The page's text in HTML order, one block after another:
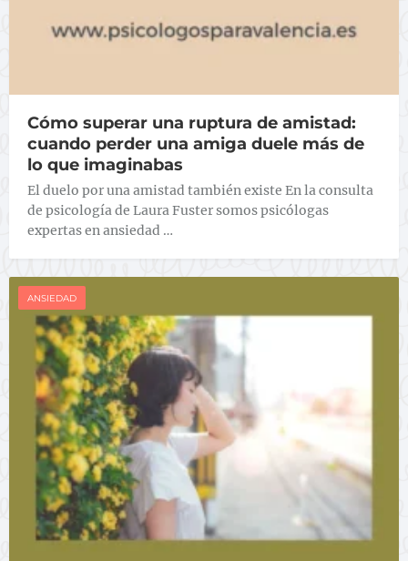
Cómo superar una ruptura de amistad:
cuando perder una amiga duele más de
lo que imaginabas
El duelo por una amistad también existe En la consulta
de psicología de Laura Fuster somos psicólogas
expertas en ansiedad …
ANSIEDAD